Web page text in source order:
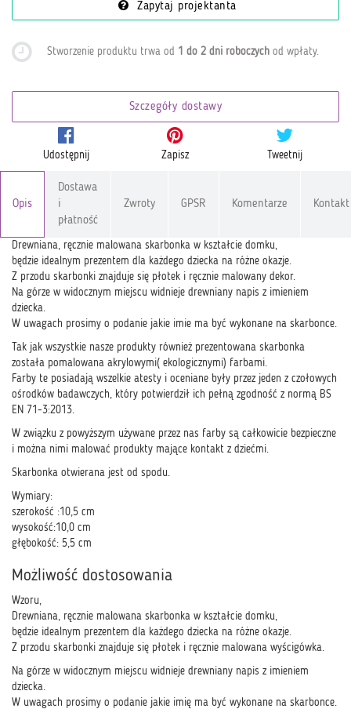
Zapytaj projektanta
Stworzenie produktu trwa od 1 do 2 dni roboczych od wpłaty.
Szczegóły dostawy
Udostępnij Zapisz Tweetnij
Opis
Dostawa
i
płatność
Zwroty GPSR Komentarze Kontakt
Drewniana, ręcznie malowana skarbonka w kształcie domku,
będzie idealnym prezentem dla każdego dziecka na różne okazje.
Z przodu skarbonki znajduje się płotek i ręcznie malowany dekor.
Na górze w widocznym miejscu widnieje drewniany napis z imieniem
dziecka.
W uwagach prosimy o podanie jakie imie ma być wykonane na skarbonce.
Tak jak wszystkie nasze produkty również prezentowana skarbonka
została pomalowana akrylowymi( ekologicznymi) farbami.
Farby te posiadają wszelkie atesty i oceniane były przez jeden z czołowych
ośrodków badawczych, który potwierdził ich pełną zgodność z normą BS
EN 71-3:2013.
W związku z powyższym używane przez nas farby są całkowicie bezpieczne
i można nimi malować produkty mające kontakt z dziećmi.
Skarbonka otwierana jest od spodu.
Wymiary:
szerokość :10,5 cm
wysokość:10,0 cm
głębokość: 5,5 cm
Możliwość dostosowania
Wzoru,
Drewniana, ręcznie malowana skarbonka w kształcie domku,
będzie idealnym prezentem dla każdego dziecka na różne okazje.
Z przodu skarbonki znajduje się płotek i ręcznie malowana wyścigówka.
Na górze w widocznym miejscu widnieje drewniany napis z imieniem
dziecka.
W uwagach prosimy o podanie jakie imię ma być wykonane na skarbonce.